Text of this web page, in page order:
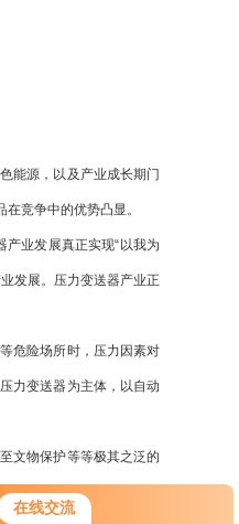
在线交流
能源，以及产业成长期门
竞争中的优势凸显。
业发展真正实现“以我为
发展。压力变送器产业正
危险场所时，压力因素对
力变送器为主体，以自动
文物保护等等极其之泛的